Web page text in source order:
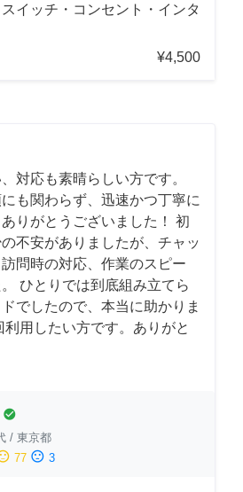
イッチ・コンセント・インタ
¥4,500
対応も素晴らしい方です。
も関わらず、迅速かつ丁寧に
りがとうございました！ 初
不安がありましたが、チャッ
問時の対応、作業のスピー
ひとりでは到底組み立てら
でしたので、本当に助かりま
利用したい方です。ありがと
check_circle
/ 東京都
77 sentiment_dissatisfied 3